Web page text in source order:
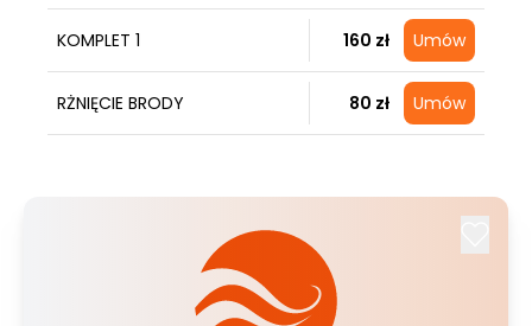
KOMPLET 1 160 zł Umów
RŻNIĘCIE BRODY 80 zł Umów